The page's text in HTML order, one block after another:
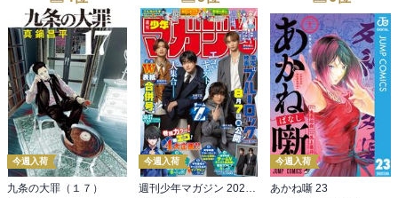
今週入荷
九条の大罪（１７）
今週入荷
週刊少年マガジン 2026年36・37号[2026年8月5日発売]
今週入荷
あかね噺 23